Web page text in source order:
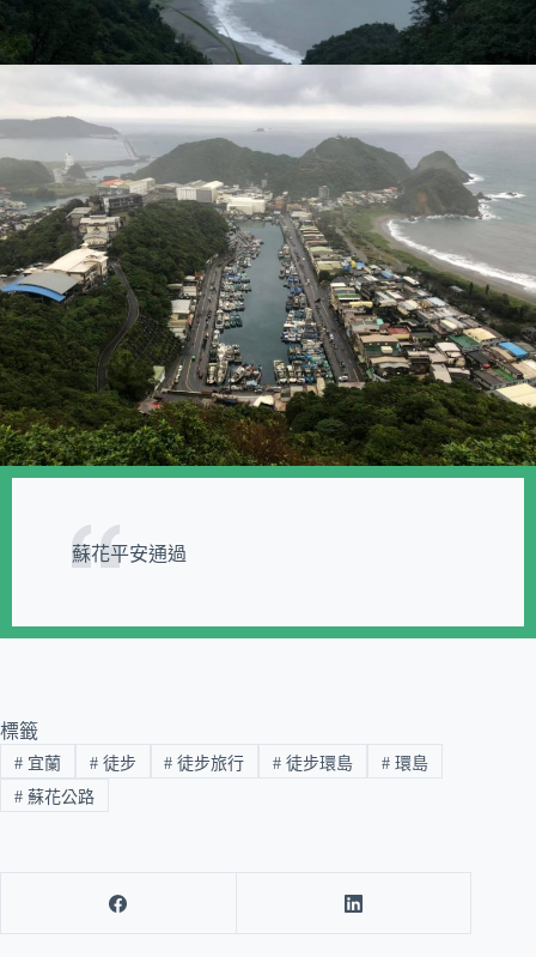
蘇花平安通過
標籤
#宜蘭 #徒步 # 徒步旅行 # 徒步環島 # 環島
#蘇花公路